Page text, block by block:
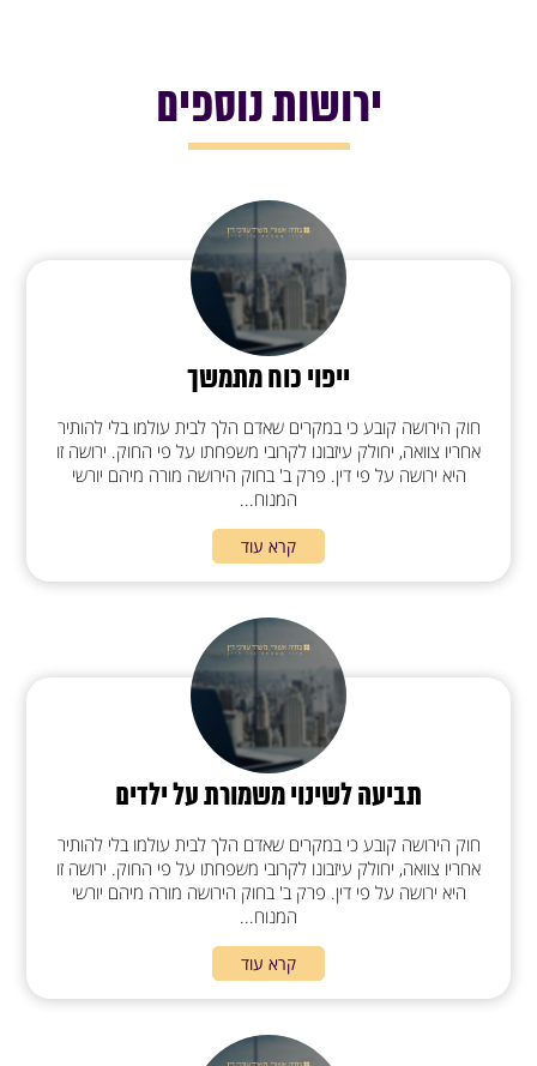
ירושות נוספים
ייפוי כוח מתמשך
חוק הירושה קובע כי במקרים שאדם הלך לבית עולמו בלי להותיר
אחריו צוואה, יחולק עיזבונו לקרובי משפחתו על פי החוק. ירושה זו
היא ירושה על פי דין. פרק ב' בחוק הירושה מורה מיהם יורשי
המנוח...
קרא עוד
תביעה לשינוי משמורת על ילדים
חוק הירושה קובע כי במקרים שאדם הלך לבית עולמו בלי להותיר
אחריו צוואה, יחולק עיזבונו לקרובי משפחתו על פי החוק. ירושה זו
היא ירושה על פי דין. פרק ב' בחוק הירושה מורה מיהם יורשי
המנוח...
קרא עוד